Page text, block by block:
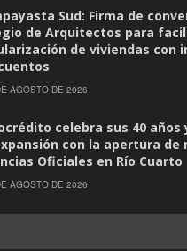
Sud: Firma de
de Arquitectos para
de viviendas con
AGOSTO DE 2026
celebra sus 40 años
con la apertura de
Oficiales en Río Cuarto
AGOSTO DE 2026